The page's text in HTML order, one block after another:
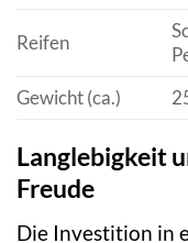
Reifen
Gewicht (ca.)
Langlebigkeit
Freude
Die Investition in